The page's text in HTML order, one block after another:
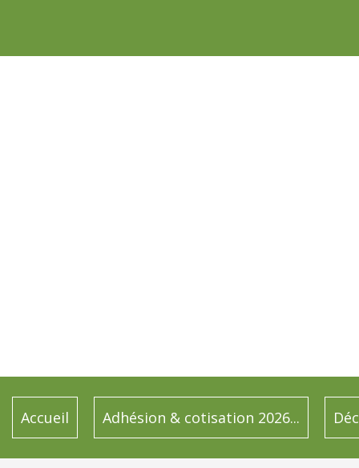
Accueil Adhésion & cotisation 2026...